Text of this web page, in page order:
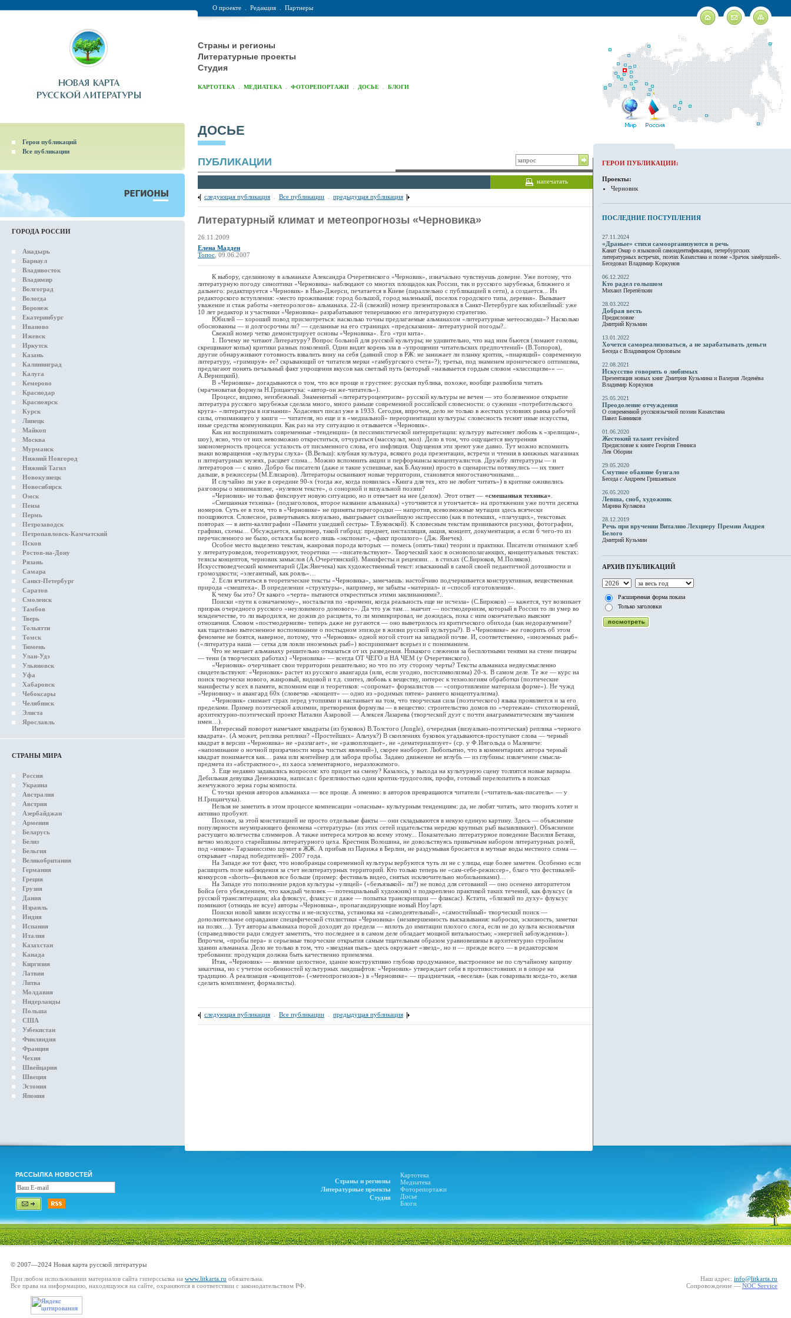
О проекте Редакция Партнеры
Страны и регионы
Литературные проекты
Студия
КАРТОТЕКА МЕДИАТЕКА ФОТОРЕПОРТАЖИ ДОСЬЕ БЛОГИ
Герои публикаций
Все публикации
ГОРОДА РОССИИ
Анадырь
Барнаул
Владивосток
Владимир
Волгоград
Вологда
Воронеж
Екатеринбург
Иваново
Ижевск
Иркутск
Казань
Калининград
Калуга
Кемерово
Краснодар
Красноярск
Курск
Липецк
Майкоп
Москва
Мурманск
Нижний Новгород
Нижний Тагил
Новокузнецк
Новосибирск
Омск
Пенза
Пермь
Петрозаводск
Петропавловск-Камчатский
Псков
Ростов-на-Дону
Рязань
Самара
Санкт-Петербург
Саратов
Смоленск
Тамбов
Тверь
Тольятти
Томск
Тюмень
Улан-Удэ
Ульяновск
Уфа
Хабаровск
Чебоксары
Челябинск
Элиста
Ярославль
СТРАНЫ МИРА
Россия
Украина
Австралия
Австрия
Азербайджан
Армения
Беларусь
Белиз
Бельгия
Великобритания
Германия
Греция
Грузия
Дания
Израиль
Индия
Испания
Италия
Казахстан
Канада
Киргизия
Латвия
Литва
Молдавия
Нидерланды
Польша
США
Узбекистан
Финляндия
Франция
Чехия
Швейцария
Швеция
Эстония
Япония
ДОСЬЕ
ПУБЛИКАЦИИ
напечатать
следующая публикация Все публикации предыдущая публикация
Литературный климат и метеопрогнозы «Черновика»
26.11.2009
Елена Мадден
Топос , 09.06.2007
К выбору, сделанному в альманахе Александра Очеретянского «Черновик», изначально чувствуешь доверие. Уже потому, что
литературную погоду синоптики «Черновика» наблюдают со многих площадок как России, так и русского зарубежья, ближнего и
дальнего: редактируется «Черновик» в Нью-Джерси, печатается в Киеве (параллельно с публикацией в сети), а создается... Из
редакторского вступления: «место проживания: город большой, город маленький, поселок городского типа, деревня». Вызывает
уважение и стаж работы «метеорологов» альманаха. 22-й (свежий) номер презентировался в Санкт-Петербурге как юбилейный: уже
10 лет редактор и участники «Черновика» разрабатывают теперешнюю его литературную стратегию.
Юбилей — хороший повод присмотреться: насколько точны предлагаемые альманахом «литературные метеосводки»? Насколько
обоснованны — и долгосрочны ли? — сделанные на его страницах «предсказания» литературной погоды?..
Свежий номер четко демонстрирует основы «Черновика». Его «три кита».
1. Почему не читают Литературу? Вопрос больной для русской культуры; не удивительно, что над ним бьются (ломают головы,
скрещивают копья) критики разных поколений. Одни видят корень зла в «упрощении читательских предпочтений» (В.Топоров),
другие обнаруживают готовность взвалить вину на себя (давний спор в РЖ: не занижает ли планку критик, «пиарящий» современную
литературу, «гримируя» ее? скрывающий от читателя мерки «гамбургского счета»?); третьи, под знаменем иронического оптимизма,
предлагают понять печальный факт упрощения вкусов как светлый путь (который «называется гордым словом «классицизм»« —
А.Верницкий).
В «Черновике» догадываются о том, что все проще и грустнее: русская публика, похоже, вообще разлюбила читать
(мрачноватая формула Н.Грицанчука: «автор-он же-читатель»).
Процесс, видимо, неизбежный. Знаменитый «литературоцентризм» русской культуры не вечен — это болезненное открытие
литература русского зарубежья сделала много, много раньше современной российской словесности: о сужении «потребительского
круга» «литературы в изгнании» Ходасевич писал уже в 1933. Сегодня, впрочем, дело не только в жестких условиях рынка рабочей
силы, отнимающего у книги — читателя, но еще и в «медиальной» переориентации культуры: словесность теснят иные искусства,
иные средства коммуникации. Как раз на эту ситуацию и отзывается «Черновик».
Как ни воспринимать современные «тенденции» (в пессимистической интерпретации: культуру вытесняет любовь к «зрелищам»,
шоу), ясно, что от них невозможно откреститься, отчураться (масскульт, мол). Дело в том, что ощущается внутренняя
закономерность процесса: усталость от письменного слова, его инфляция. Ощущения эти зреют уже давно. Тут можно вспомнить
знаки возвращения «культуры слуха» (В.Вельш): клубная культура, всякого рода презентации, встречи и чтения в книжных магазинах
и литературных музеях, расцвет слэма... Можно вспомнить акции и перформансы концептуалистов. Дружбу литературы — и
литераторов — с кино. Добро бы писатели (даже и такие успешные, как Б.Акунин) просто в сценаристы потянулись — их тянет
дальше, в режиссеры (М.Елизаров). Литераторы осваивают новые территории, становятся многостаночниками...
И случайно ли уже в середине 90-х (тогда же, когда появилась «Книга для тех, кто не любит читать») в критике оживились
разговоры о минимализме, «нулевом тексте», о сонорной и визуальной поэзии?
«Черновик» не только фиксирует новую ситуацию, но и отвечает на нее (делом). Этот ответ — «смешанная техника»
«Смешанная техника» (подзаголовок, второе название альманаха) «уточняется и утончается» на протяжении уже почти десятка
номеров. Суть ее в том, что в «Черновике» не приняты перегородки — напротив, всевозможные мутации здесь всячески
поощряются. Словесное, развертываясь визуально, выигрывает сильнейшую экспрессию (как в потекших, «плачущих», текстовых
повторах — в анти-каллиграфии «Памяти ушедшей сестры» Т.Буковской). К словесным текстам прививаются рисунки, фотографии,
графики, схемы… Обсуждается, например, такой гибрид: предмет, инсталляция, акция, концепт, документация; а если б чего-то из
перечисленного не было, остался бы всего лишь «экспонат», «факт прошлого» (Дж. Янечек).
Особое место выделено текстам, жанровая порода которых — помесь (опять-таки) теории и практики. Писатели отнимают хлеб
у литературоведов, теоретизируют, теоретики — «писательствуют». Творческий хаос в основополагающих, концептуальных текстах:
тезисы концептов, черновик замыслов (А.Очеретянский). Манифесты и рецензии… в стихах (С.Бирюков, М.Поляков).
Искусствоведческий комментарий (Дж.Янечека) как художественный текст: изысканный в самой своей педантичной дотошности и
громоздкости; «элегантный, как рояль»…
2. Если вчитаться в теоретические тексты «Черновика», замечаешь: настойчиво подчеркивается конструктивная, вещественная
природа «смештеха». В определении «структуры», например, не забыты «материал» и «способ изготовления».
К чему бы это? От какого «черта» пытаются откреститься этими заклинаниями?..
Поиски «пути к означаемому», ностальгия по «времени, когда реальность еще не исчезла» (С.Бирюков) — кажется, тут возникает
призрак очередного русского «неуловимого домового». Да что уж там… маячит — постмодернизм, который в России то ли умер во
младенчестве, то ли выродился, не дожив до расцвета, то ли мимикрировал, не дожидась, пока с ним окончательно выяснят
отношения. Словом «постмодернизм» теперь даже не ругаются — оно выветрилось из критического обихода (как недоразумение?
как тщательно вытесненное воспоминание о постыдном эпизоде в жизни русской культуры?). В «Черновике» же говорить об этом
феномене не боятся, наверное, потому, что «Черновик» одной ногой стоит на западной почве. И, соответственно, «иноземных рыб»
(«литература наша — сетка для ловли иноземных рыб») воспринимает всерьез и с пониманием.
Что не мешает альманаху решительно отказаться от их разведения. Никакого слежения за бесплотными тенями на стене пещеры
— тени (в творческих работах) «Черновика» — всегда ОТ ЧЕГО и НА ЧЕМ (у Очеретянского).
«Черновик» очерчивает свои территории решительно; но что по эту сторону черты? Тексты альманаха недвусмысленно
свидетельствуют: «Черновик» растет из русского авангарда (или, если угодно, постсимволизма) 20-х. В самом деле. Те же — курс на
поиск творчески нового, жанровый, видовой и т.д. синтез, любовь к веществу, интерес к технологиям обработки (поэтические
манифесты у всех в памяти, вспомним еще и теоретиков: «сопромат» формалистов — «сопротивление материала форме»). Не чужд
«Черновику» и авангард 60х (словечко «концепт» — одно из «родимых пятен» раннего концептуализма).
«Черновик» снимает страх перед утопиями и настаивает на том, что творческая сила (поэтического) языка проявляется и за его
пределами. Пример поэтической алхимии, претворения формулы — в вещество: строительство домов по «чертежам» стихотворений,
архитектурно-поэтический проект Наталии Азаровой — Алексея Лазарева (творческий дуэт с почти анаграмматическим звучанием
имен…).
Интересный поворот намечают квадраты (из буковок) В.Толстого (Jungle), очередная (визуально-поэтическая) реплика «черного
квадрата». (А может, реплика реплики? «Простейших» Альчук?) В скоплениях буковок угадываются-проступают слова — черный
квадрат в версии «Черновика» не «разлагает», не «развоплощает», не «дематериализует» (ср. у Ф.Ингольда о Малевиче:
«напоминание о ночной призрачности мира чистых явлений»), скорее наоборот. Любопытно, что в комментариях автора черный
квадрат понимается как… рама или контейнер для забора пробы. Задано движение не вглубь — из глубины: извлечение смысла-
предмета из «абстрактного», из хаоса элементарного, неразложимого.
3. Еще недавно задавались вопросом: кто придет на смену? Казалось, у выхода на культурную сцену толпятся новые варвары.
Дебильная девушка Денежкина, написал с брезгливостью один критик-трудоголик, профи, готовый перелопатить в поисках
жемчужного зерна горы компоста.
С точки зрения авторов альманаха — все проще. А именно: в авторов превращаются читатели («читатель-как-писатель» — у
Н.Грицанчука).
Нельзя не заметить в этом процессе компенсации «опасным» культурным тенденциям: да, не любят читать, зато творить хотят и
активно пробуют.
Похоже, за этой констатацией не просто отдельные факты — они складываются в некую единую картину. Здесь — объяснение
популярности неумирающего феномена «сетературы» (из этих сетей издательства нередко крупных рыб вылавливают). Объяснение
растущего количества слэммеров. А также интереса мэтров ко всему этому... Показательно литературное поведение Василия Бетаки,
вечно молодого старейшины литературного цеха. Крестник Волошина, не довольствуясь привычным набором литературных ролей,
под «ником» Тарзаниссимо шумит в ЖЖ. А прибыв из Парижа в Берлин, не раздумывая бросается в мутные воды местного слэма —
открывает «парад победителей» 2007 года.
На Западе же тот факт, что новобранцы современной культуры вербуются чуть ли не с улицы, еще более заметен. Особенно если
расширить поле наблюдения за счет нелитературных территорий. Кто только теперь не «сам-себе-режиссер», благо что фестивалей-
конкурсов «shorts»-фильмов все больше (пример: фестиваль видео, снятых исключительно мобильниками)…
На Западе это пополнение рядов культуры «улицей» («безъязыкой» ли?) не повод для сетований — оно осенено авторитетом
Бойса (его убеждением, что каждый человек — потенциальный художник) и подкреплено практикой таких течений, как флуксус (в
русской транслитерации; aka флюксус, флаксус и даже — попытка транскрипции — флаксас). Кстати, «близкий по духу» флуксус
поминают (отнюдь не всуе) авторы «Черновика», пропагандирующие новый Ноу!арт.
Поиски новой завязи искусства и не-искусства, установка на «самодеятельный», «самостийный» творческий поиск —
дополнительное оправдание специфической стилистики «Черновика» (незавершенность высказывания: наброски, эскизность, заметки
на полях…). Тут авторы альманаха порой доходят до предела — вплоть до имитации плохого слога, если не до культа косноязычия
(справедливости ради следует заметить, что последнее и в самом деле обладает мощной витальностью; «энергией заблуждения»).
Впрочем, «пробы пера» и серьезные творческие открытия самым тщательным образом уравновешены в архитектурно стройном
здании альманаха. Дело не только в том, что «звездная пыль» здесь окружает «звезд», но и — прежде всего — в редакторском
требовании: продукция должна быть качественно приемлема.
Итак, «Черновик» — явление целостное, здание конструктивно глубоко продуманное, выстроенное не по случайному капризу
заказчика, но с учетом особенностей культурных ландшафтов: «Черновик» утверждает себя в противостояниях и в опоре на
традицию. А реализация «концептов» («метеопрогнозов») в «Черновике» — праздничная, «веселая» (как говаривали когда-то, желая
сделать комплимент, формалисты).
следующая публикация Все публикации предыдущая публикация
ГЕРОИ ПУБЛИКАЦИИ:
Проекты:
Черновик
ПОСЛЕДНИЕ ПОСТУПЛЕНИЯ
27.11.2024
«Драные» стихи самоорганизуются в речь
Канат Омар о языковой самоидентификации, петербургских
литературных встречах, поэтах Казахстана и поэме «Зрачок замёрзшей».
Беседовал Владимир Коркунов
06.12.2022
Кто радел голышом
Михаил Перепёлкин
28.03.2022
Добрая весть
Предисловие
Дмитрий Кузьмин
13.01.2022
Хочется самореализоваться, а не зарабатывать деньги
Беседа с Владимиром Орловым
22.08.2021
Искусство говорить о любимых
Презентация новых книг Дмитрия Кузьмина и Валерия Леденёва
Владимир Коркунов
25.05.2021
Преодоление отчуждения
О современной русскоязычной поэзии Казахстана
Павел Банников
01.06.2020
Жестокий талант revisited
Предисловие к книге Георгия Генниса
Лев Оборин
29.05.2020
Смутное обаяние бунгало
Беседа с Андреем Гришаевым
26.05.2020
Левша, сноб, художник
Марина Кулакова
28.12.2019
Речь при вручении Виталию Лехциеру Премии Андрея
Белого
Дмитрий Кузьмин
АРХИВ ПУБЛИКАЦИЙ
Расширенная форма показа
Только заголовки
РАССЫЛКА НОВОСТЕЙ
Страны и регионы
Литературные проекты
Студия
Картотека
Медиатека
Фоторепортажи
Досье
Блоги
© 2007—2024 Новая карта русской литературы
При любом использовании материалов сайта гиперссылка на www.litkarta.ru обязательна.
Все права на информацию, находящуюся на сайте, охраняются в соответствии с законодательством РФ.
Наш адрес: info@litkarta.ru
Сопровождение — NOC Service